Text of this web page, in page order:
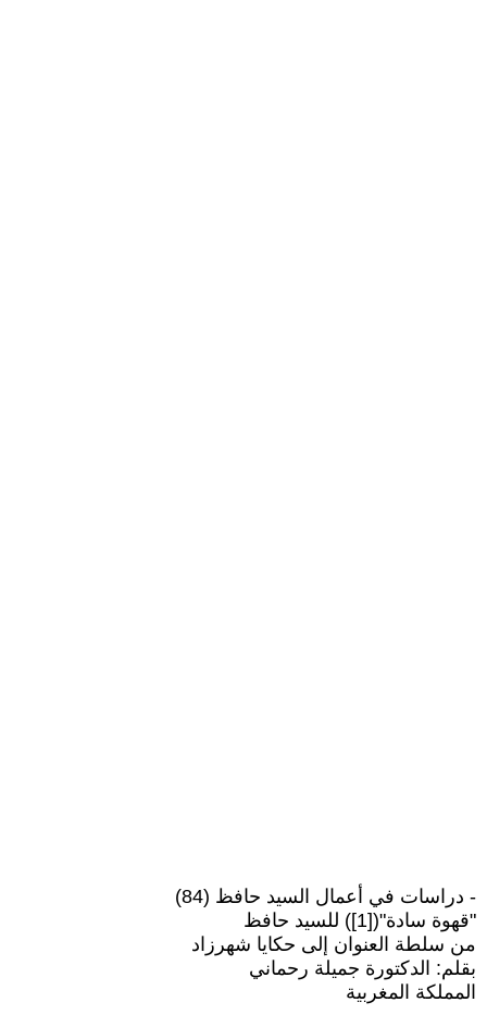
- دراسات في أعمال السيد حافظ (84)
"قهوة سادة"([1]) للسيد حافظ
من سلطة العنوان إلى حكايا شهرزاد
بقلم: الدكتورة جميلة رحماني
المملكة المغربية